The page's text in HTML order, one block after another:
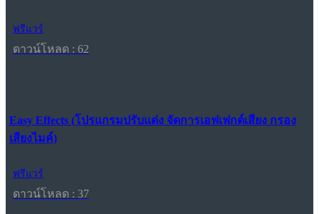
ฟรีแวร์
ดาวน์โหลด : 62
Easy Effects (โปรแกรมปรับแต่ง จัดการเอฟเฟกต์เสียง กรอง
เสียงไมค์)
ฟรีแวร์
ดาวน์โหลด : 37